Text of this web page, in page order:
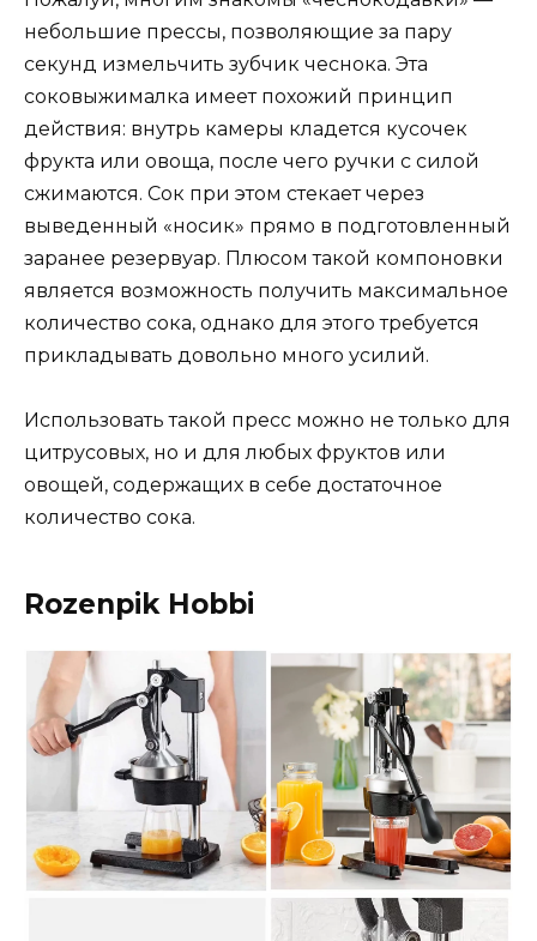
небольшие прессы, позволяющие за пару
секунд измельчить зубчик чеснока. Эта
соковыжималка имеет похожий принцип
действия: внутрь камеры кладется кусочек
фрукта или овоща, после чего ручки с силой
сжимаются. Сок при этом стекает через
выведенный «носик» прямо в подготовленный
заранее резервуар. Плюсом такой компоновки
является возможность получить максимальное
количество сока, однако для этого требуется
прикладывать довольно много усилий.
Использовать такой пресс можно не только для
цитрусовых, но и для любых фруктов или
овощей, содержащих в себе достаточное
количество сока.
Rozenpik Hobbi